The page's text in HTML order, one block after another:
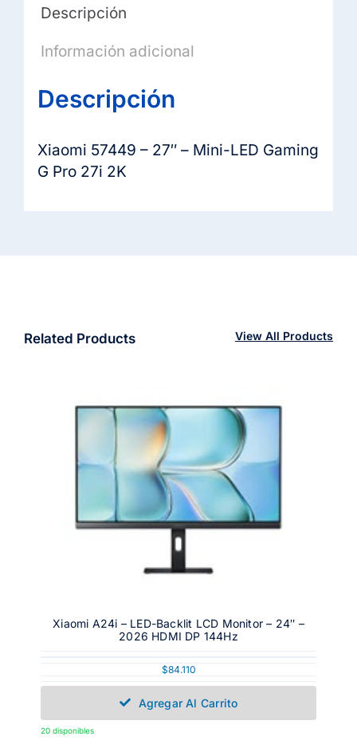
Descripción
Información adicional
Descripción
Xiaomi 57449 – 27″ – Mini-LED Gaming
G Pro 27i 2K
Related Products View All Products
Xiaomi A24i – LED-Backlit LCD Monitor – 24″ –
2026 HDMI DP 144Hz
$84.110
Agregar Al Carrito
20 disponibles